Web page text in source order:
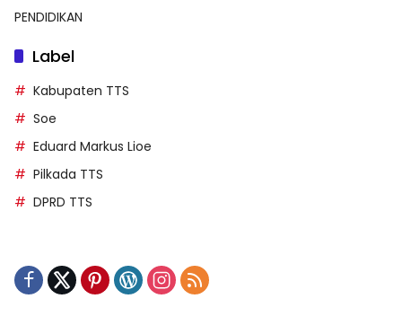
PENDIDIKAN
Label
Kabupaten TTS
Soe
Eduard Markus Lioe
Pilkada TTS
DPRD TTS